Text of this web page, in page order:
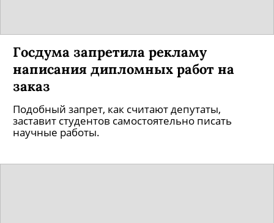
Госдума запретила рекламу
написания дипломных работ на
заказ
Подобный запрет, как считают депутаты,
заставит студентов самостоятельно писать
научные работы.